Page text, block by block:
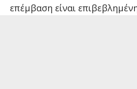
επέμβαση είναι